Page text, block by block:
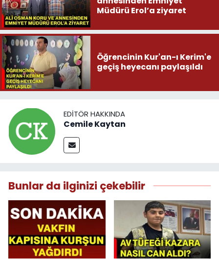
Müdürü Erol’a ziyaret
Öğrencinin Kur'an-ı Kerim'e
geçiş heyecanı paylaşıldı
EDITÖR HAKKINDA
Cemile Kaytan
Bunlar da ilginizi çekebilir